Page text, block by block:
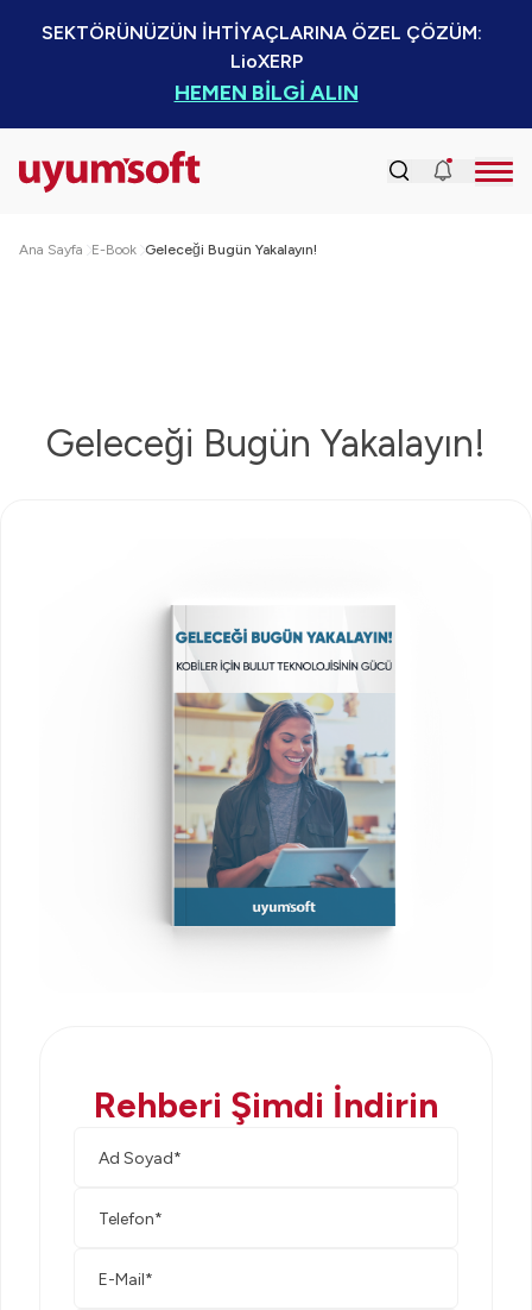
SEKTÖRÜNÜZÜN İHTİYAÇLARINA ÖZEL ÇÖZÜM:
LioXERP
HEMEN BİLGİ ALIN
Ana Sayfa E-Book Geleceği Bugün Yakalayın!
Geleceği Bugün Yakalayın!
Rehberi Şimdi İndirin